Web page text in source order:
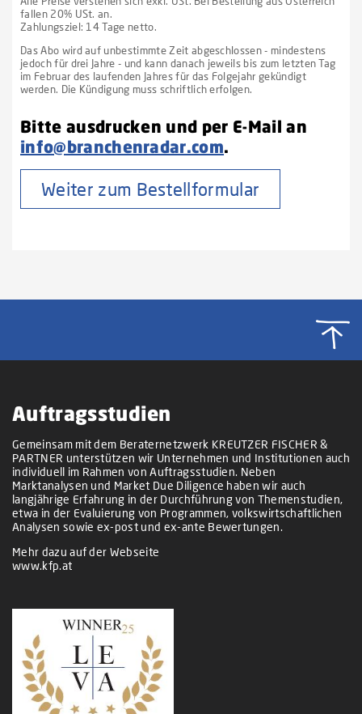
fallen 20% USt. an.
Zahlungsziel: 14 Tage netto.
Das Abo wird auf unbestimmte Zeit abgeschlossen - mindestens
jedoch für drei Jahre - und kann danach jeweils bis zum letzten Tag
im Februar des laufenden Jahres für das Folgejahr gekündigt
werden. Die Kündigung muss schriftlich erfolgen.
Bitte ausdrucken und per E-Mail an
info@branchenradar.com.
Weiter zum Bestellformular
Auftragsstudien
Gemeinsam mit dem Beraternetzwerk KREUTZER FISCHER &
PARTNER unterstützen wir Unternehmen und Institutionen auch
individuell im Rahmen von Auftragsstudien. Neben
Marktanalysen und Market Due Diligence haben wir auch
langjährige Erfahrung in der Durchführung von Themenstudien,
etwa in der Evaluierung von Programmen, volkswirtschaftlichen
Analysen sowie ex-post und ex-ante Bewertungen.
Mehr dazu auf der Webseite
www.kfp.at